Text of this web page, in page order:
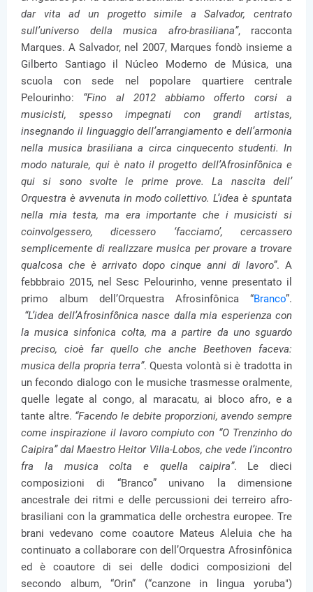
dar vita ad un progetto simile a Salvador, centrato
sull’universo della musica afro-brasiliana”, racconta
Marques. A Salvador, nel 2007, Marques fondò insieme a
Gilberto Santiago il Núcleo Moderno de Música, una
scuola con sede nel popolare quartiere centrale
Pelourinho: “Fino al 2012 abbiamo offerto corsi a
musicisti, spesso impegnati con grandi artistas,
insegnando il linguaggio dell’arrangiamento e dell’armonia
nella musica brasiliana a circa cinquecento studenti. In
modo naturale, qui è nato il progetto dell’Afrosinfônica e
qui si sono svolte le prime prove. La nascita dell’
Orquestra è avvenuta in modo collettivo. L’idea è spuntata
nella mia testa, ma era importante che i musicisti si
coinvolgessero, dicessero ‘facciamo’, cercassero
semplicemente di realizzare musica per provare a trovare
qualcosa che è arrivato dopo cinque anni di lavoro”. A
febbbraio 2015, nel Sesc Pelourinho, venne presentato il
primo album dell’Orquestra Afrosinfônica “Branco”.
“L’idea dell’Afrosinfônica nasce dalla mia esperienza con
la musica sinfonica colta, ma a partire da uno sguardo
preciso, cioè far quello che anche Beethoven faceva:
musica della propria terra”. Questa volontà si è tradotta in
un fecondo dialogo con le musiche trasmesse oralmente,
quelle legate al congo, al maracatu, ai bloco afro, e a
tante altre. “Facendo le debite proporzioni, avendo sempre
come inspirazione il lavoro compiuto con “O Trenzinho do
Caipira” dal Maestro Heitor Villa-Lobos, che vede l’incontro
fra la musica colta e quella caipira”. Le dieci
composizioni di “Branco” univano la dimensione
ancestrale dei ritmi e delle percussioni dei terreiro afro-
brasiliani con la grammatica delle orchestra europee. Tre
brani vedevano come coautore Mateus Aleluia che ha
continuato a collaborare con dell’Orquestra Afrosinfônica
ed è coautore di sei delle dodici composizioni del
secondo album, “Orin” (“canzone in lingua yoruba")